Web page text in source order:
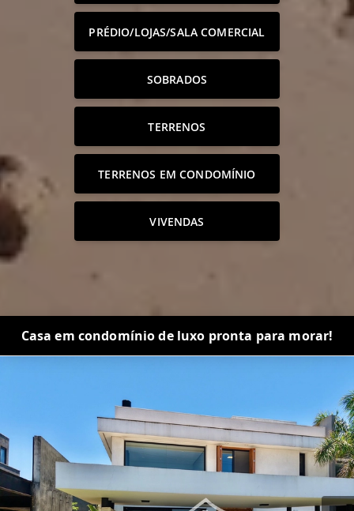
PRÉDIO/LOJAS/SALA COMERCIAL
SOBRADOS
TERRENOS
TERRENOS EM CONDOMÍNIO
VIVENDAS
Casa em condomínio de luxo pronta para morar!